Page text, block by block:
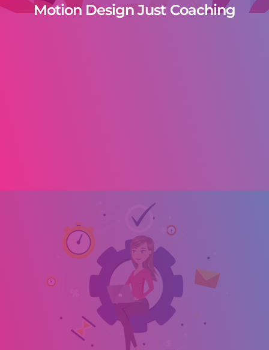
Motion Design Just Coaching